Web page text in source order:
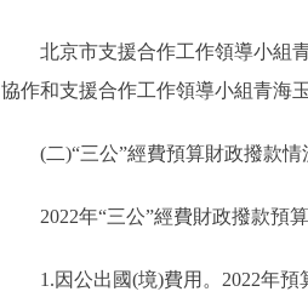
北京市支援合作工作領導小組青
協作和支援合作工作領導小組青海
(二)“三公”經費預算財政撥款情
2022年“三公”經費財政撥款預算
1.因公出國(境)費用。2022年預